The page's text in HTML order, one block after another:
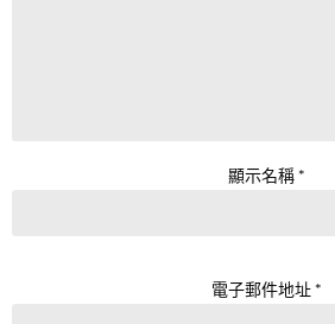
顯示名稱 *
電子郵件地址 *